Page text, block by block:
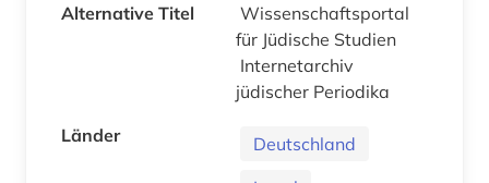
Alternative Titel
Wissenschaftsportal
für Jüdische Studien
Internetarchiv
jüdischer Periodika
Länder
Deutschland